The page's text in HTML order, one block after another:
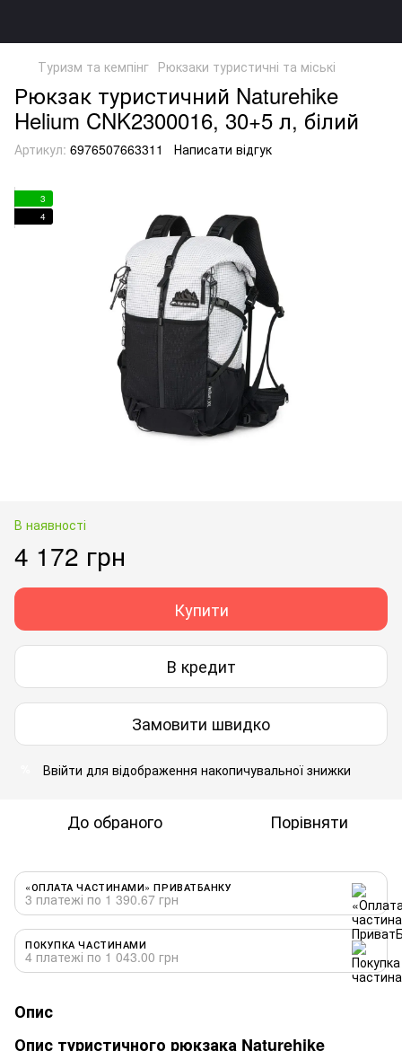
Туризм та кемпінг Рюкзаки туристичні та міські
Рюкзак туристичний Naturehike
Helium CNK2300016, 30+5 л, білий
Артикул: 6976507663311 Написати відгук
3
4
В наявності
4 172 грн
Купити
В кредит
Замовити швидко
Ввійти для відображення накопичувальної знижки
До обраного Порівняти
«ОПЛАТА ЧАСТИНАМИ» ПРИВАТБАНКУ
3 платежі по 1 390.67 грн
ПОКУПКА ЧАСТИНАМИ
4 платежі по 1 043.00 грн
Опис
Опис туристичного рюкзака Naturehike